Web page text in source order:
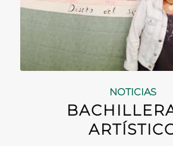
NOTICIAS